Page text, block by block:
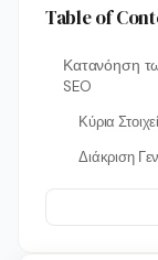
Table of
Κατανόηση
SEO
Κύρια
Διάκριση